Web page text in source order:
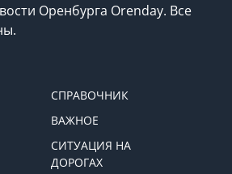
Оренбурга Orenday. Все
СПРАВОЧНИК
ВАЖНОЕ
СИТУАЦИЯ НА
ДОРОГАХ